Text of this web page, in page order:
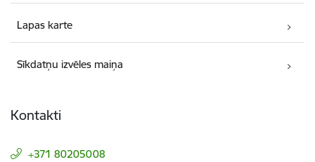
Lapas karte
Sīkdatņu izvēles maiņa
Kontakti
+371 80205008